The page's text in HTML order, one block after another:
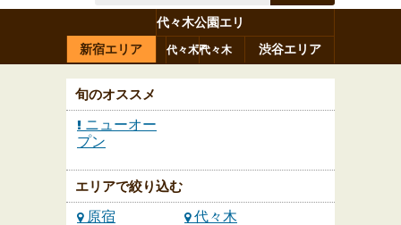
新宿エリア
代々木公園エリ
ア
渋谷エリア
原宿 代々木参宮橋
代々木
八幡
代々木
上原 神山町 渋谷 新宿
旬のオススメ
ニューオー
プン
エリアで絞り込む
原宿
代々木